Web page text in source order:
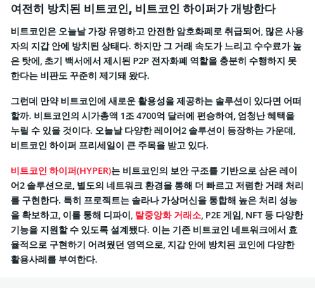
여전히 방치된 비트코인, 비트코인 하이퍼가 개방한다
비트코인은 오늘날 가장 유명하고 안전한 암호화폐로 취급되어, 많은 사용
자의 지갑 안에 방치된 상태다. 하지만 그 거래 속도가 느리고 수수료가 높
은 탓에, 초기 백서에서 제시된 P2P 전자화폐 역할을 충분히 수행하지 못
한다는 비판도 꾸준히 제기돼 왔다.
그런데 만약 비트코인에 새로운 활용성을 제공하는 솔루션이 있다면 어떠
할까. 비트코인의 시가총액 1조 4700억 달러에 편승하여, 엄청난 혜택을
누릴 수 있을 것이다. 오늘날 다양한 레이어2 솔루션이 등장하는 가운데,
비트코인 하이퍼 프리세일이 큰 주목을 받고 있다.
비트코인 하이퍼(HYPER)는 비트코인의 보안 구조를 기반으로 삼은 레이
어2 솔루션으로, 별도의 네트워크 환경을 통해 더 빠르고 저렴한 거래 처리
를 구현한다. 특히 프로젝트는 솔라나 가상머신을 통합해 높은 처리 성능
을 확보하고, 이를 통해 디파이, 탈중앙화 거래소, P2E 게임, NFT 등 다양한
기능을 지원할 수 있도록 설계됐다. 이는 기존 비트코인 네트워크에서 효
율적으로 구현하기 어려웠던 영역으로, 지갑 안에 방치된 코인에 다양한
활용사례를 부여한다.